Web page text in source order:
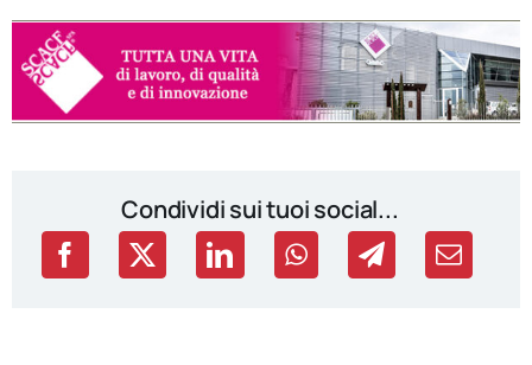
Condividi sui tuoi social...